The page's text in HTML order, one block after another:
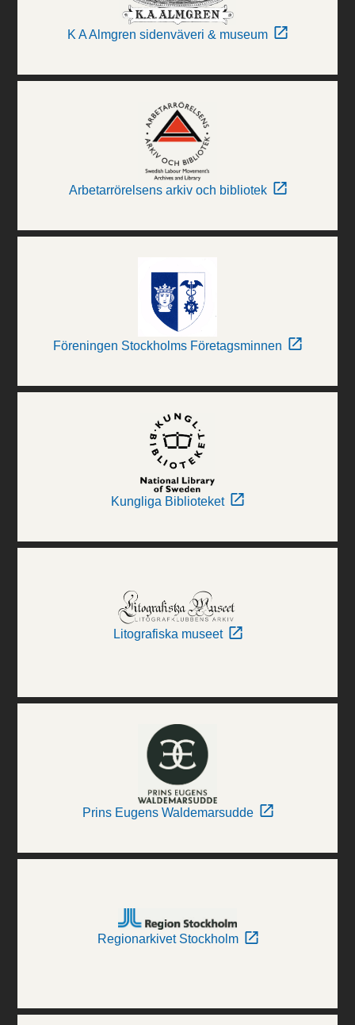
K A Almgren sidenväveri & museum
Arbetarrörelsens arkiv och bibliotek
Föreningen Stockholms Företagsminnen
Kungliga Biblioteket
Litografiska museet
Prins Eugens Waldemarsudde
Regionarkivet Stockholm